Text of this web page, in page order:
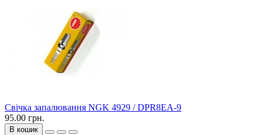
Свічка запалювання NGK 4929 / DPR8EA-9
95.00 грн.
В кошик